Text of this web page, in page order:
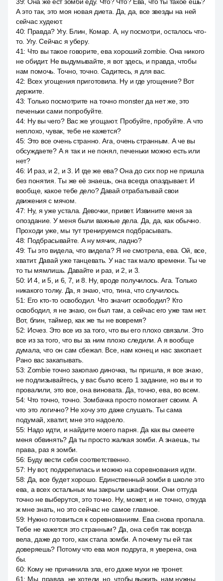
А это так, это моя новая диета. Да, да, все звезды на ней
сейчас худеют.
40: Правда? Угу. Блин, Комар. А, ну посмотри, осталось что-
то. Угу. Сейчас я уберу.
41: Что вы такое говорите, ева хороший zombie. Она никого
не обидит. Не выдумывайте, я вот здесь, и правда, чтобы
нам помочь. Точно, точно. Садитесь, я для вас.
42: Всех угощения приготовила. Ну и где угощение? Вот
держите.
43: Только посмотрите на точно monster да нет же, это
печеньки сами попробуйте.
44: Ну вы чего? Вас же угощают. Пробуйте, пробуйте. А что
неплохо, чувак, тебе не кажется?
45: Это все очень странно. Ага, очень странным. А че вы
обсуждаете? А я так и не понял, печеньки можно есть или
нет?
46: И раз, и 2, и 3. И где же ева? Она до сих пор не пришла
без понятия. Ты же её знаешь, она всегда опаздывает. И
вообще, какое тебе дело? Давай отрабатывай свои
движения с мячом.
47: Ну, я уже устала. Девочки, привет. Извините меня за
опоздание. У меня были важные дела. Да, да, как обычно.
Проходи уже, мы тут тренируемся подбрасывать.
48: Подбрасывайте. А ну мячик, ладно?
49: Ты это видела, что видела? Я не смотрела, ева. Ой, все,
хватит. Давай уже танцевать. У нас так мало времени. Ты че
то ты мямлишь. Давайте и раз, и 2, и 3.
50: И 4, и 5, и 6, 7, и 8. Ну, вроде получилось. Ага. Только
никакого толку. Да, я знаю, что, тина, что случилось.
51: Его кто-то освободил. Что значит освободил? Кто
освободил, я не знаю, он был там, а сейчас его уже там нет.
Вот, блин, таймер, как же ты не вовремя?
52: Исчез. Это все из за того, что вы его плохо связали. Это
все из за того, что вы за ним плохо следили. А я вообще
думала, что он сам сбежал. Все, нам конец и нас закопает.
Рано вас закапывать.
53: Zombie точно закопаю диночка, ты пришла, я все знаю,
не подлизывайтесь, у вас было всего 1 задание, но вы и то
провалили, это все, она виновата. Да, точно, ева, во всем.
54: Что точно, точно. Зомбачка просто помогает своим. А
что это логично? Не хочу это даже слушать. Ты сама
подумай, хватит, мне это надоело.
55: Надо идти, и найдите моего парня. Да как вы смеете
меня обвинять? Да ты просто жалкая зомби. А знаешь, ты
права, раз я зомби.
56: Буду вести себя соответственно.
57: Ну вот, подкрепилась и можно на соревнования идти.
58: Да, все будет хорошо. Единственный зомби в школе это
ева, а всех остальных мы закрыли шкафчики. Они оттуда
точно не выберутся, это точно. Ну, может, и не точно, откуда
ж мне знать, но это сейчас не самое главное.
59: Нужно готовиться к соревнованиям. Ева снова пропала.
Тебе не кажется это странным? Да, она себя так всегда
вела, даже до того, как стала зомби. А почему ты ей так
доверяешь? Потому что ева моя подруга, я уверена, она
бы.
60: Кому не причинила зла, его даже мухи не тронет.
61: Мы, правда, не хотели, но, чтобы выжить, нам нужны